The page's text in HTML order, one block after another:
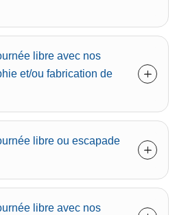
libre avec nos
et/ou fabrication de
libre ou escapade
libre avec nos